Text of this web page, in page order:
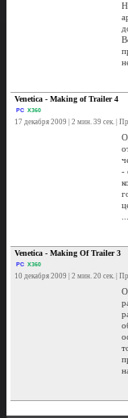
Venetica - Making оf Trailer 4
PC X360
17 декабря 2009 | 2 мин. 39 сек. |
-
Venetica - Making Of Trailer 3
PC X360
10 декабря 2009 | 2 мин. 20 сек. |